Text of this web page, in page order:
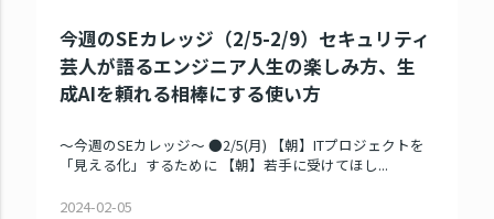
今週のSEカレッジ（2/5-2/9）セキュリティ
芸人が語るエンジニア人生の楽しみ方、生
成AIを頼れる相棒にする使い方
～今週のSEカレッジ～ ●2/5(月) 【朝】ITプロジェクトを
「見える化」するために 【朝】若手に受けてほし...
2024-02-05